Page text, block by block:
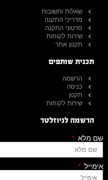
שאלות ותשובות
מדריכי התקנה
סרטוני התקנה
שירות לקוחות
תקנון אתר
תכנית שותפים
הרשמה
כניסה
תקנון
שירות לקוחות
הרשמה לניוזלטר
שם מלא
אימייל